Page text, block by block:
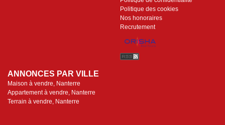
Politique des cookies
Nos honoraires
Recrutement
ANNONCES PAR VILLE
Maison à vendre, Nanterre
Appartement à vendre, Nanterre
Terrain à vendre, Nanterre